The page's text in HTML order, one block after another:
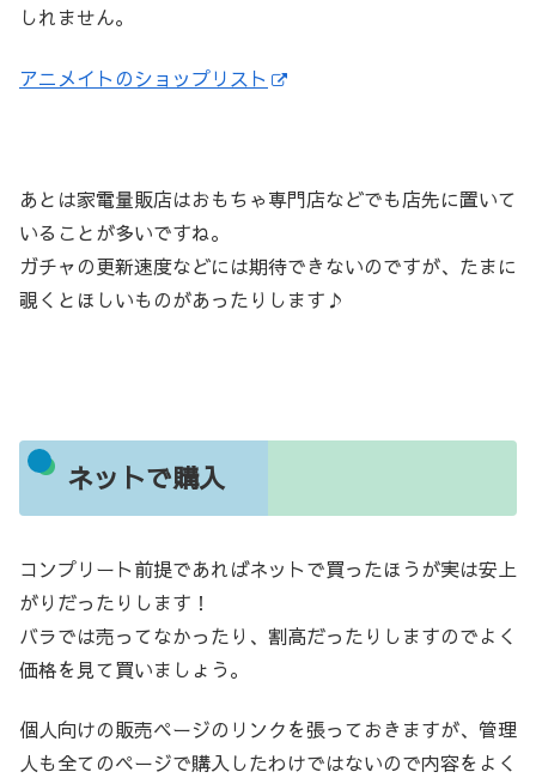
しれません。
アニメイトのショップリスト
あとは家電量販店はおもちゃ専門店などでも店先に置いて
いることが多いですね。
ガチャの更新速度などには期待できないのですが、たまに
覗くとほしいものがあったりします♪
ネットで購入
コンプリート前提であればネットで買ったほうが実は安上
がりだったりします！
バラでは売ってなかったり、割高だったりしますのでよく
価格を見て買いましょう。
個人向けの販売ページのリンクを張っておきますが、管理
人も全てのページで購入したわけではないので内容をよく